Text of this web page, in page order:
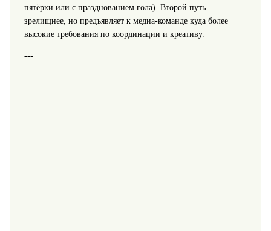
пятёрки или с празднованием гола). Второй путь
зрелищнее, но предъявляет к медиа-команде куда более
высокие требования по координации и креативу.
---